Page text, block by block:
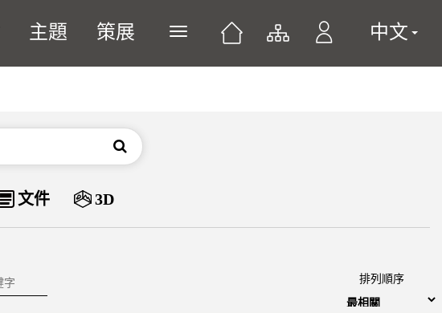
主題 策展 展開或關閉主選單 中文
搜尋
文件 3D
排列順序